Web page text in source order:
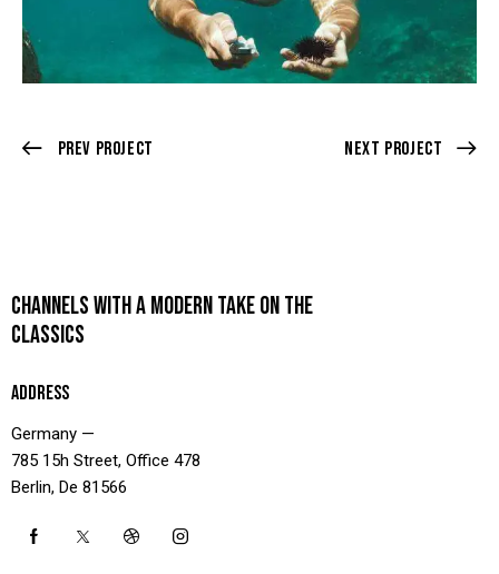
Prev Project Next Project
CHANNELS WITH A MODERN TAKE ON THE
CLASSICS
ADDRESS
Germany —
785 15h Street, Office 478
Berlin, De 81566